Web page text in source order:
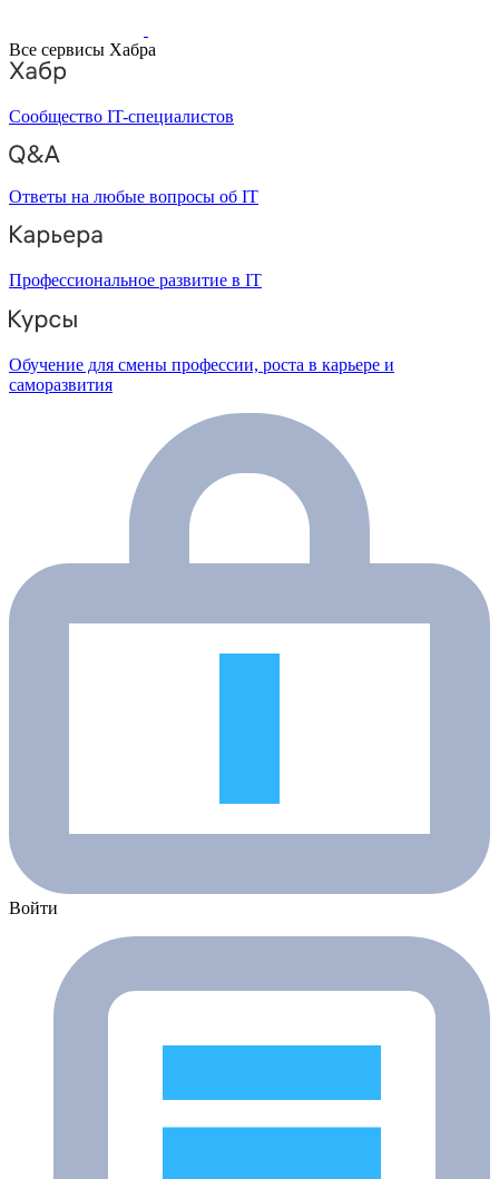
Все сервисы Хабра
Сообщество IT-специалистов
Ответы на любые вопросы об IT
Профессиональное развитие в IT
Обучение для смены профессии, роста в карьере и
саморазвития
Войти